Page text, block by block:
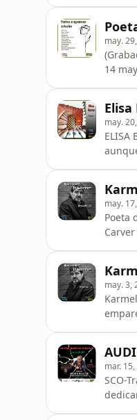
may.
14 mayo 2026) De entre las muchas
ellos
may.
ELISA
nivel
may.
Poeta
may. 3,
mar.
SCO-